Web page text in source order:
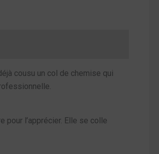
cousu un col de chemise qui
pour l’apprécier. Elle se colle